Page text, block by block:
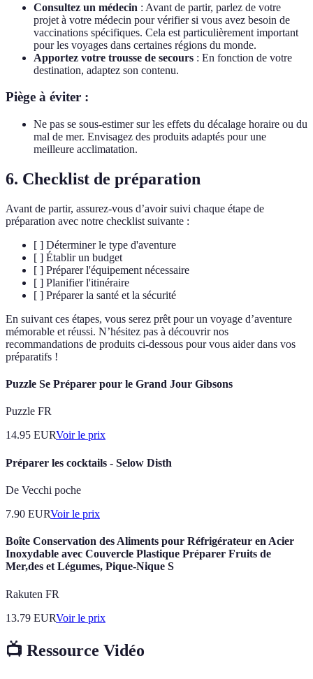
Consultez un médecin : Avant de partir, parlez de votre
projet à votre médecin pour vérifier si vous avez besoin de
vaccinations spécifiques. Cela est particulièrement important
pour les voyages dans certaines régions du monde.
Apportez votre trousse de secours : En fonction de votre
destination, adaptez son contenu.
Piège à éviter :
Ne pas se sous-estimer sur les effets du décalage horaire ou du
mal de mer. Envisagez des produits adaptés pour une
meilleure acclimatation.
6. Checklist de préparation
Avant de partir, assurez-vous d’avoir suivi chaque étape de
préparation avec notre checklist suivante :
[ ] Déterminer le type d'aventure
[ ] Établir un budget
[ ] Préparer l'équipement nécessaire
[ ] Planifier l'itinéraire
[ ] Préparer la santé et la sécurité
En suivant ces étapes, vous serez prêt pour un voyage d’aventure
mémorable et réussi. N’hésitez pas à découvrir nos
recommandations de produits ci-dessous pour vous aider dans vos
préparatifs !
Puzzle Se Préparer pour le Grand Jour Gibsons
Puzzle FR
14.95 EURVoir le prix
Préparer les cocktails - Selow Disth
De Vecchi poche
7.90 EURVoir le prix
Boîte Conservation des Aliments pour Réfrigérateur en Acier
Inoxydable avec Couvercle Plastique Préparer Fruits de
Mer,des et Légumes, Pique-Nique S
Rakuten FR
13.79 EURVoir le prix
📺 Ressource Vidéo